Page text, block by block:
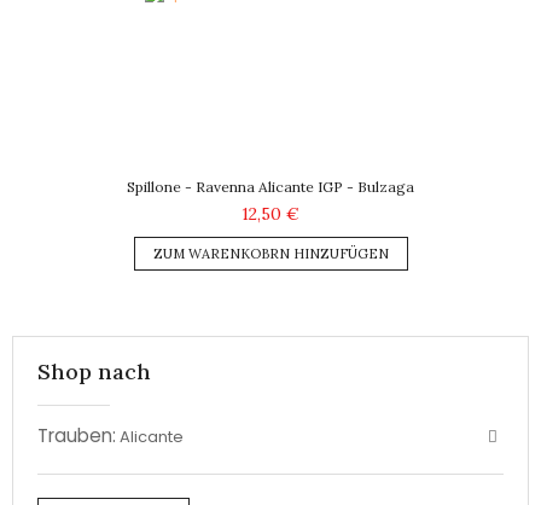
Spillone - Ravenna Alicante IGP - Bulzaga
12,50 €
ZUM WARENKOBRN HINZUFÜGEN
Shop nach
Trauben: Alicante